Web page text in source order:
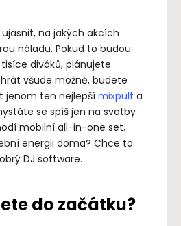
na jakých akcích
náladu. Pokud to budou
diváků, plánujete
všude možně, budete
jenom ten nejlepší mixpult a
se spíš jen na svatby
mobilní all-in-one set.
energii doma? Chce to
DJ software.
do začátku?